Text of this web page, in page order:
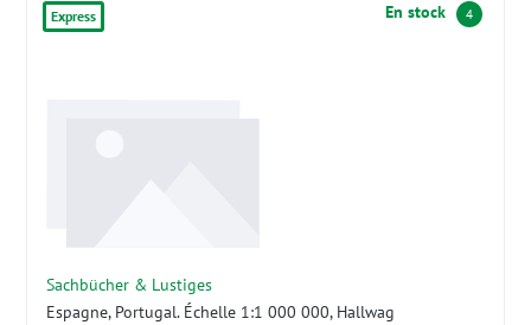
Express En stock 4
Sachbücher & Lustiges
Espagne, Portugal. Échelle 1:1 000 000, Hallwag